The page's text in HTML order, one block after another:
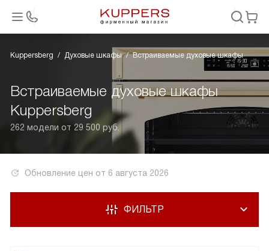
Kuppersberg Духовые шкафы Встраиваемые духовые шкафы
Встраиваемые духовые шкафы
Kuppersberg
262 модели от 29 500 руб.
Обновление цен от 6 августа 2026
ФИЛЬТР